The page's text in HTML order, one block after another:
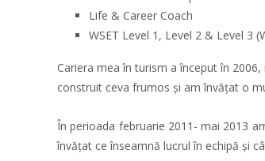
Life & Career Coach
WSET Level 1, Level 2 & Level 3
Cariera mea în turism a început în
construit ceva frumos și am învățat o
În perioada februarie 2011- mai 2013
învățat ce înseamnă lucrul în echipă și